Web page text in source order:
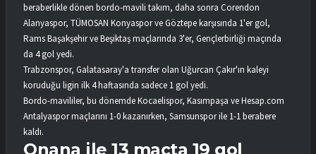
beraberlikle dönen bordo-mavili takım, daha sonra Corendon
Alanyaspor, TÜMOSAN Konyaspor ve Göztepe karşısında 1'er gol,
Rams Başakşehir ve Beşiktaş maçlarında 3'er, Gençlerbirliği maçında
da 4 gol yedi.
Trabzonspor, Galatasaray'a transfer olan Uğurcan Çakır'ın kaleyi
koruduğu ligin ilk 4 haftasında sadece 1 gol yedi.
Bordo-mavililer, bu dönemde Kocaelispor, Kasımpaşa ve Hesap.com
Antalyaspor maçlarını 1-0 kazanırken, Samsunspor ile 1-1 berabere
kaldı.
Onana ile 13 maçta 19 gol